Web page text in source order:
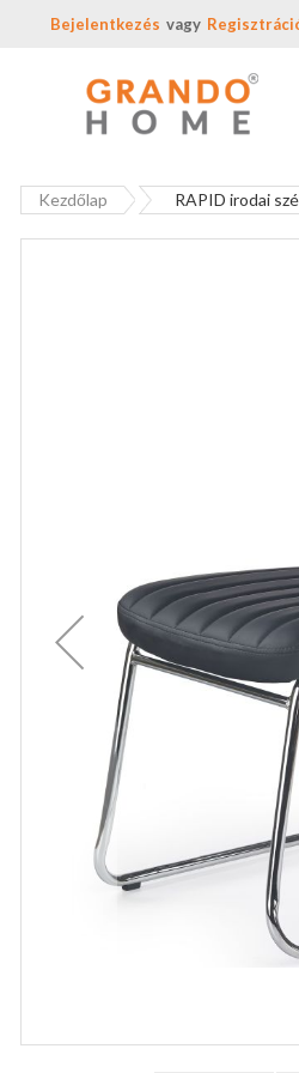
Bejelentkezés
Kezdőlap RAPID irodai